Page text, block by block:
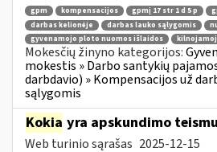
gpm kompensacijos gpmį 17 str 1 d 5 p
darbas kelionėje
darbas lauko sąlygomis
gyvenamojo ploto nuomos išlaidos
Mokesčių žinyno kategorijos:
mokestis » Darbo santykių
darbdavio) » Kompensacijos už
sąlygomis
Kokia yra apskundimo
Web turinio sąrašas 2025-12-15